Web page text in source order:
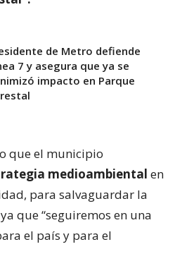
de Metro defiende
7 y asegura que ya se
impacto en Parque
que el municipio
medioambiental en
para salvaguardar la
que “seguiremos en una
el país y para el